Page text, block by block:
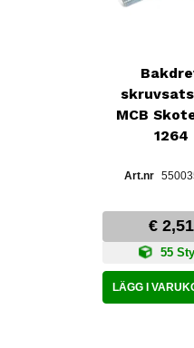
MCB
1264
€ 2,51
55
LÄGG I